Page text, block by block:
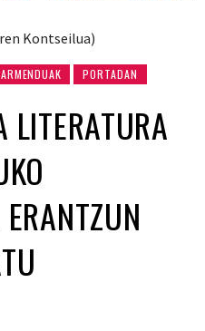
Kontseilua)
PORTADAN
LITERATURA